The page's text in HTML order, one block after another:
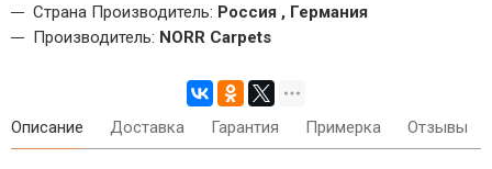
Страна Производитель: Россия , Германия
Производитель: NORR Carpets
Описание Доставка Гарантия Примерка Отзывы